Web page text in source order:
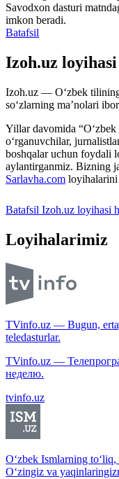
Savodxon dasturi
imkon beradi.
Batafsil
Izoh.uz
Izoh.uz — O‘zbek
so‘zlarning ma’nolari
Yillar davomida
o‘rganuvchilar,
boshqalar uchun foydali
aylantirganmiz. Bizning
Sarlavha.com
Batafsil Izoh.uz loyihasi
Loyihalarimiz
TVinfo.uz — Bugun,
teledasturlar.
TVinfo.uz —
неделю.
tvinfo.uz
O‘zbek Ismlarning
O‘zingiz va